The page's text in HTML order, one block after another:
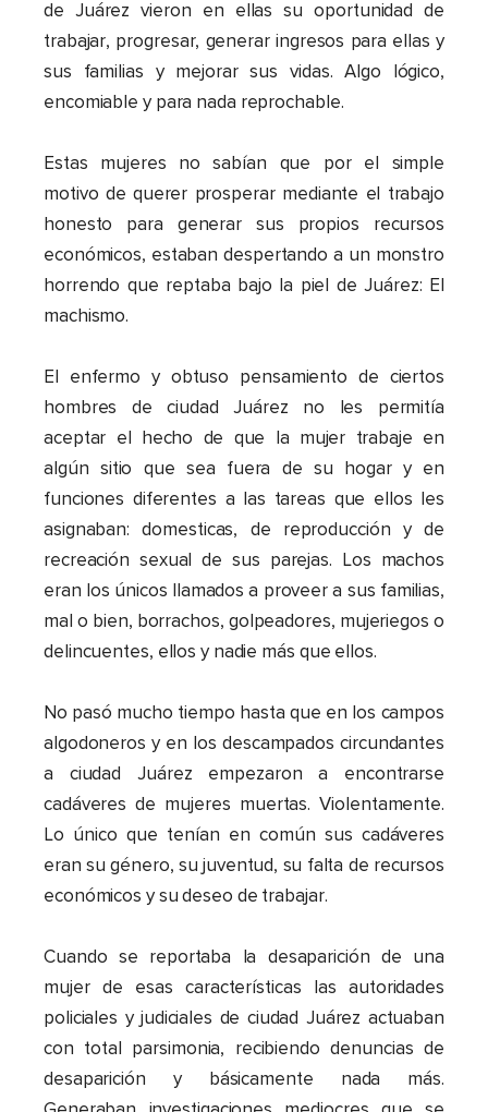
de Juárez vieron en ellas su oportunidad de
trabajar, progresar, generar ingresos para ellas y
sus familias y mejorar sus vidas. Algo lógico,
encomiable y para nada reprochable.
Estas mujeres no sabían que por el simple
motivo de querer prosperar mediante el trabajo
honesto para generar sus propios recursos
económicos, estaban despertando a un monstro
horrendo que reptaba bajo la piel de Juárez: El
machismo.
El enfermo y obtuso pensamiento de ciertos
hombres de ciudad Juárez no les permitía
aceptar el hecho de que la mujer trabaje en
algún sitio que sea fuera de su hogar y en
funciones diferentes a las tareas que ellos les
asignaban: domesticas, de reproducción y de
recreación sexual de sus parejas. Los machos
eran los únicos llamados a proveer a sus familias,
mal o bien, borrachos, golpeadores, mujeriegos o
delincuentes, ellos y nadie más que ellos.
No pasó mucho tiempo hasta que en los campos
algodoneros y en los descampados circundantes
a ciudad Juárez empezaron a encontrarse
cadáveres de mujeres muertas. Violentamente.
Lo único que tenían en común sus cadáveres
eran su género, su juventud, su falta de recursos
económicos y su deseo de trabajar.
Cuando se reportaba la desaparición de una
mujer de esas características las autoridades
policiales y judiciales de ciudad Juárez actuaban
con total parsimonia, recibiendo denuncias de
desaparición y básicamente nada más.